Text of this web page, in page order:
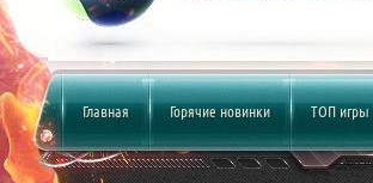
Главная Горячие новинки ТОП игры